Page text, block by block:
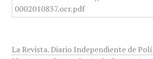
La Revista. Diario Independiente de